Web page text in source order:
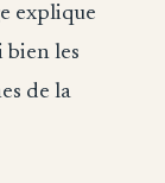
explique
bien les
de la